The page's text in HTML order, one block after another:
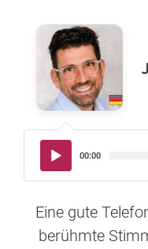
Audio-
Player
00:00
Eine gute
berühmte